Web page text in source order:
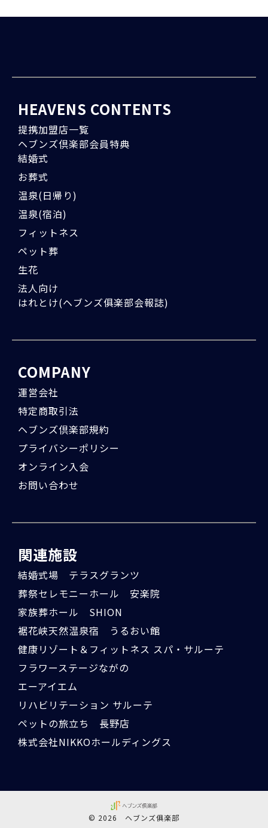
HEAVENS CONTENTS
提携加盟店一覧
ヘブンズ倶楽部会員特典
結婚式
お葬式
温泉(日帰り)
温泉(宿泊)
フィットネス
ペット葬
生花
法人向け
はれとけ(ヘブンズ俱楽部会報誌)
COMPANY
運営会社
特定商取引法
ヘブンズ倶楽部規約
プライバシーポリシー
オンライン入会
お問い合わせ
関連施設
結婚式場 テラスグランツ
葬祭セレモニーホール 安楽院
家族葬ホール SHION
裾花峡天然温泉宿 うるおい館
健康リゾート＆フィットネス スパ・サルーテ
フラワーステージながの
エーアイエム
リハビリテーション サルーテ
ペットの旅立ち 長野店
株式会社NIKKOホールディングス
© 2026 ヘブンズ俱楽部